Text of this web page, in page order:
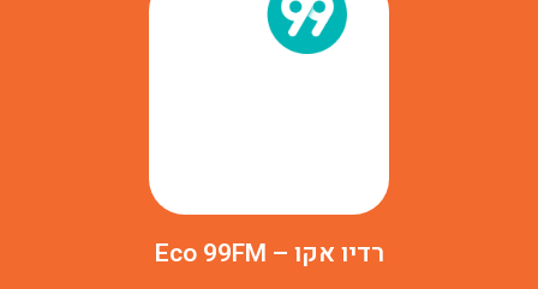
רדיו אקו – Eco 99FM